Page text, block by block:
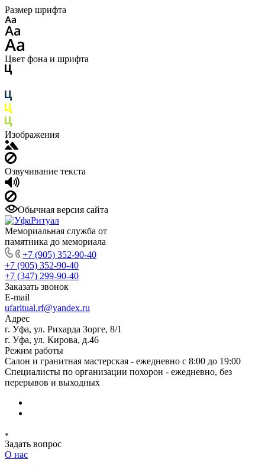
Размер шрифта
Цвет фона и шрифта
Изображения
Озвучивание текста
Обычная версия сайта
Мемориальная служба от
памятника до мемориала
+7 (905) 352-90-40
+7 (905) 352-90-40
+7 (347) 299-90-40
Заказать звонок
E-mail
ufaritual.rf@yandex.ru
Адрес
г. Уфа, ул. Рихарда Зорге, 8/1
г. Уфа, ул. Кирова, д.46
Режим работы
Салон и гранитная мастерская - ежедневно с 8:00 до 19:00
Специалисты по организации похорон - ежедневно, без
перерывов и выходных
Задать вопрос
О нас